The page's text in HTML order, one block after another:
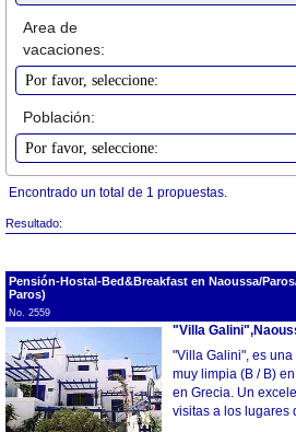
Area de
vacaciones:
Población:
Encontrado un total de 1 propuestas.
Resultado:
Pensión-Hostal-Bed&Breakfast en Naoussa/
Paros)
No. 2559
"Villa
"Villa Galini", es
muy limpia (B / B)
en Grecia. Un
visitas a los lugares